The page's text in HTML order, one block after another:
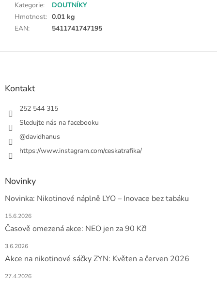
Kategorie:
DOUTNÍKY
Hmotnost: 0.01 kg
EAN: 5411741747195
Z
Kontakt
252 544 315
Sledujte nás na facebooku
@davidhanus
https://www.instagram.com/ceskatrafika/
Novinky
Novinka: Nikotinové náplně LYO – Inovace bez tabáku
15.6.2026
Časově omezená akce: NEO jen za 90 Kč!
3.6.2026
Akce na nikotinové sáčky ZYN: Květen a červen 2026
27.4.2026